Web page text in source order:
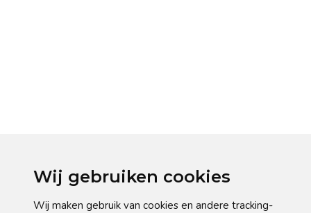
Wij gebruiken cookies
Wij maken gebruik van cookies en andere tracking-